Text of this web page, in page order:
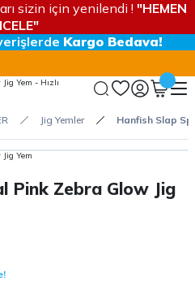
sizin için yenilendi ! "HEMEN
Kargo Bedava!
Jig Yemler Hanfish Slap
Pink Zebra Glow Jig